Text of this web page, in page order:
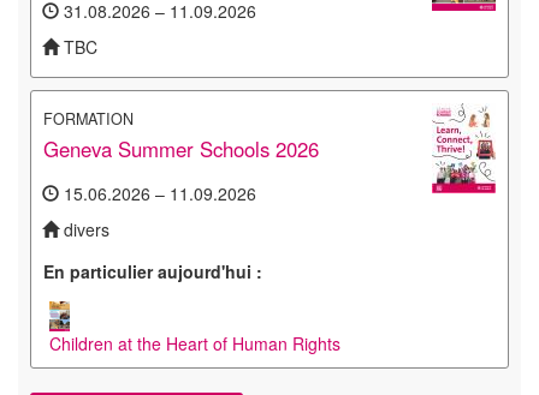
31.08.2026 – 11.09.2026
TBC
FORMATION
Geneva Summer Schools 2026
15.06.2026 – 11.09.2026
divers
En particulier aujourd'hui :
Children at the Heart of Human Rights